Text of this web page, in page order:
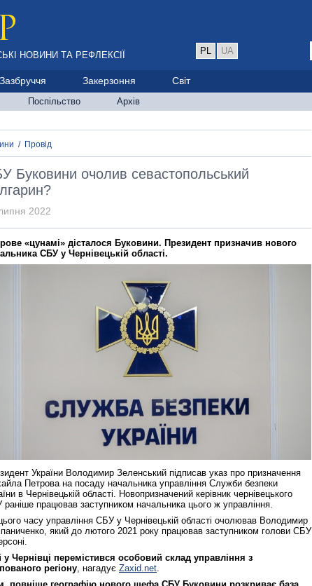
НОВИНИ ТА РЕФЛЕКСІЇ PL UA
Зазбруччя Закерзоння Світ
Поспільство Архів
/ Провід
Буковини очолив севастопольський
2022
«цунамі» дісталося Буковини. Президент призначив нового
СБУ у Чернівецькій області.
України Володимир Зеленський підписав указ про призначення
Петрова на посаду начальника управління Служби безпеки
в Чернівецькій області. Новопризначений керівник чернівецького
працював заступником начальника цього ж управління.
часу управління СБУ у Чернівецькій області очолював Володимир
який до лютого 2021 року працював заступником голови СБУ
у Чернівці перемістився особовий склад управління з
регіону , нагадує Zaxid.net